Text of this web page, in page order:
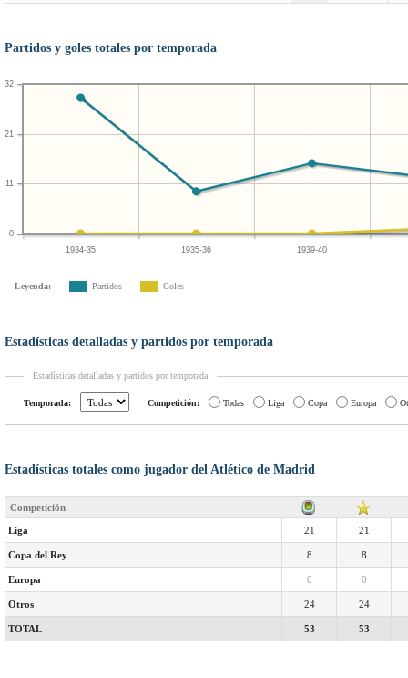
Partidos y goles totales por temporada
1934-35 1935-36 1939-40
0
11
21
32
Leyenda: Partidos Goles
Estadísticas detalladas y partidos por temporada
Estadísticas detalladas y partidos por temporada
Temporada: Competición: Todas Liga Copa Europa
Estadísticas totales como jugador del Atlético de Madrid
Competición
Liga 21 21
Copa del Rey 8 8
Europa 0 0
Otros 24 24
TOTAL 53 53